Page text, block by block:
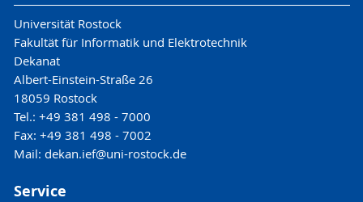
Universität Rostock
Fakultät für Informatik und Elektrotechnik
Dekanat
Albert-Einstein-Straße 26
18059 Rostock
Tel.: +49 381 498 - 7000
Fax: +49 381 498 - 7002
Mail: dekan.ief@uni-rostock.de
Service